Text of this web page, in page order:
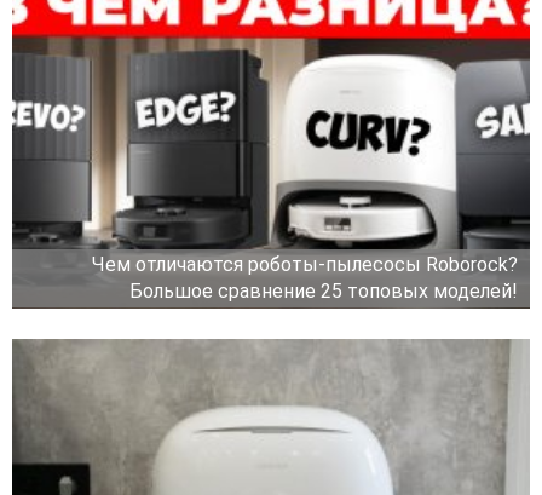
Чем отличаются роботы-пылесосы Roborock?
Большое сравнение 25 топовых моделей!